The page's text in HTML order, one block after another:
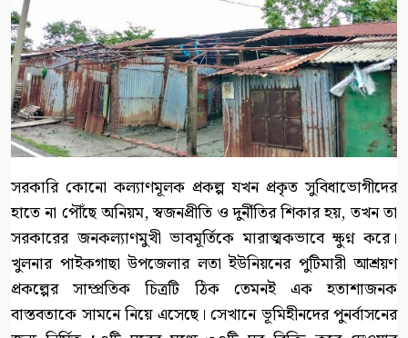
সরকারি কোনো কল্যাণমূলক প্রকল্প যখন প্রকৃত সুবিধাভোগীদের
হাতে না পৌঁছে অনিয়ম, স্বজনপ্রীতি ও দুর্নীতির শিকার হয়, তখন তা
সরকারের জনকল্যাণমুখী ভাবমূর্তিকে মারাত্মকভাবে ক্ষুণ্ন করে।
খুলনার পাইকগাছা উপজেলার লতা ইউনিয়নের পুটিমারী আশ্রয়ণ
প্রকল্পের সাম্প্রতিক চিত্রটি ঠিক তেমনই এক হতাশাজনক
বাস্তবতাকে সামনে নিয়ে এসেছে। সেখানে ভূমিহীনদের পুনর্বাসনের